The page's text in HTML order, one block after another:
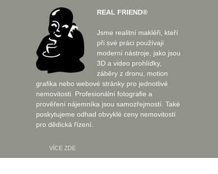
REAL FRIEND®
Jsme realitní makléři, kteří
při své práci používají
moderní nástroje, jako jsou
3D a video prohlídky,
záběry z dronu, motion
grafika nebo webové stránky pro jednotlivé
nemovitosti. Profesionální fotografie a
prověření nájemníka jsou samozřejmostí. Také
poskytujeme odhad obvyklé ceny nemovitostí
pro dědická řízení.
VÍCE ZDE